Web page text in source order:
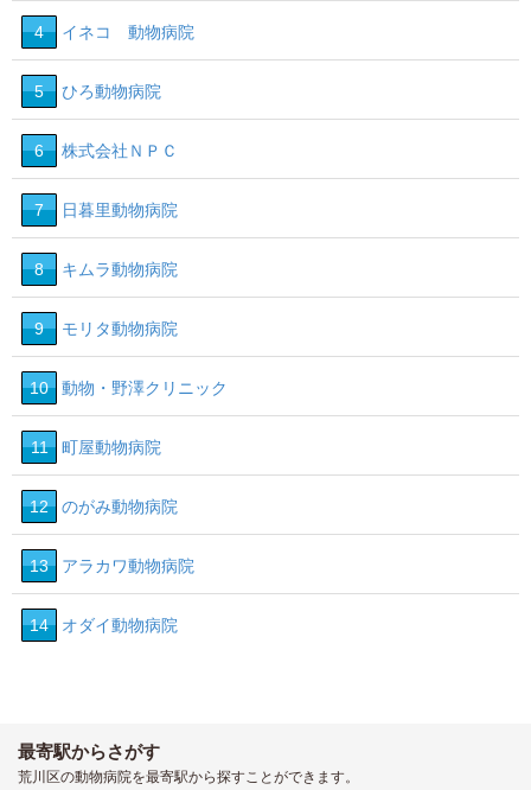
4 イネコ 動物病院
5 ひろ動物病院
6 株式会社ＮＰＣ
7 日暮里動物病院
8 キムラ動物病院
9 モリタ動物病院
10 動物・野澤クリニック
11 町屋動物病院
12 のがみ動物病院
13 アラカワ動物病院
14 オダイ動物病院
最寄駅からさがす
荒川区の動物病院を最寄駅から探すことができます。